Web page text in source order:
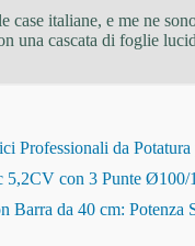
case italiane, e me ne
una cascata di foglie
da
con 3 Punte
Barra da 40 cm: